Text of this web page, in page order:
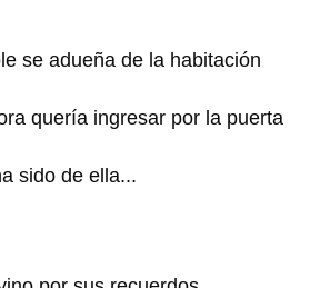
se adueña de la habitación
quería ingresar por la puerta
sido de ella...